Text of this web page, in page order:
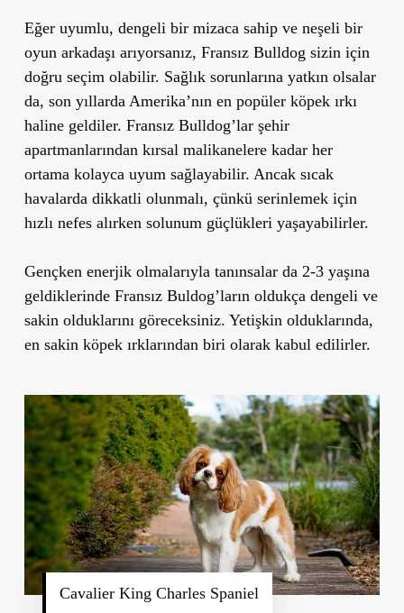
Eğer uyumlu, dengeli bir mizaca sahip ve neşeli bir
oyun arkadaşı arıyorsanız, Fransız Bulldog sizin için
doğru seçim olabilir. Sağlık sorunlarına yatkın olsalar
da, son yıllarda Amerika’nın en popüler köpek ırkı
haline geldiler. Fransız Bulldog’lar şehir
apartmanlarından kırsal malikanelere kadar her
ortama kolayca uyum sağlayabilir. Ancak sıcak
havalarda dikkatli olunmalı, çünkü serinlemek için
hızlı nefes alırken solunum güçlükleri yaşayabilirler.
Gençken enerjik olmalarıyla tanınsalar da 2-3 yaşına
geldiklerinde Fransız Buldog’ların oldukça dengeli ve
sakin olduklarını göreceksiniz. Yetişkin olduklarında,
en sakin köpek ırklarından biri olarak kabul edilirler.
Cavalier King Charles Spaniel